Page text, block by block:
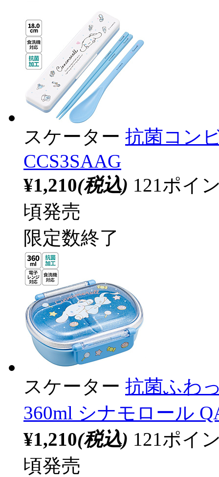
スケーター 抗菌コン
CCS3SAAG
¥1,210(税込) 121ポイ
頃発売
限定数終了
スケーター 抗菌ふわ
360ml シナモロール
¥1,210(税込) 121ポイ
頃発売